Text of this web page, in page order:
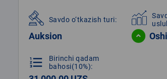
Savdo o‘tkazish turi:
Auksion
format_list_numbered
Birinchi qadam
bahosi(10%):